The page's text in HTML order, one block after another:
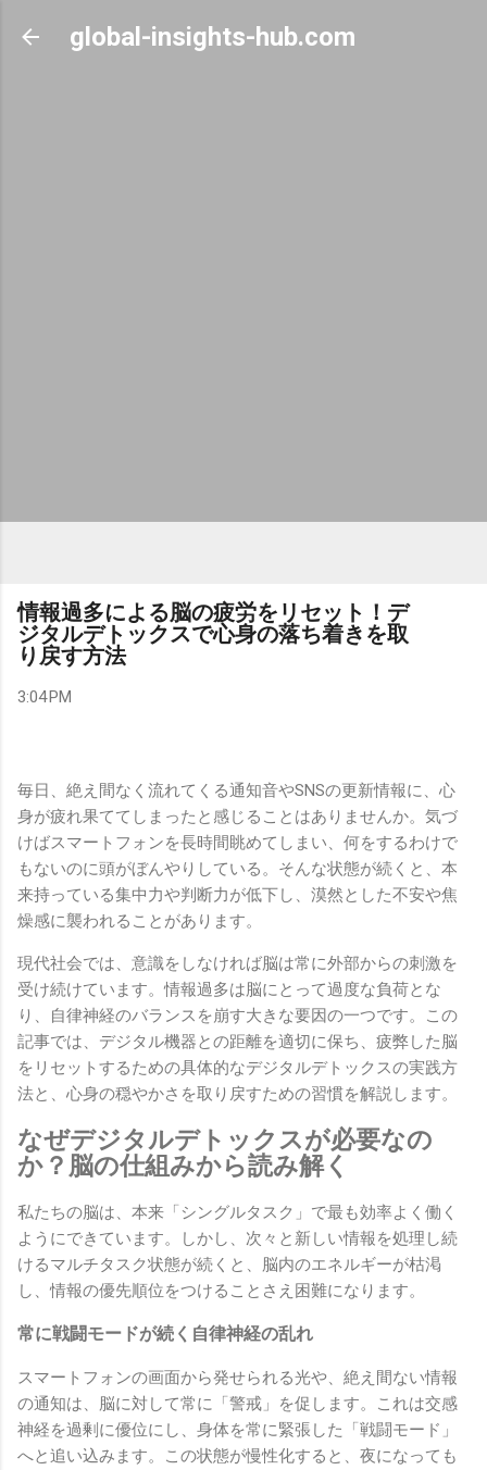
Skip to main content
global-insights-hub.com
情報過多による脳の疲労をリセット！デ
ジタルデトックスで心身の落ち着きを取
り戻す方法
3:04 PM
毎日、絶え間なく流れてくる通知音やSNSの更新情報に、心
身が疲れ果ててしまったと感じることはありませんか。気づ
けばスマートフォンを長時間眺めてしまい、何をするわけで
もないのに頭がぼんやりしている。そんな状態が続くと、本
来持っている集中力や判断力が低下し、漠然とした不安や焦
燥感に襲われることがあります。
現代社会では、意識をしなければ脳は常に外部からの刺激を
受け続けています。情報過多は脳にとって過度な負荷とな
り、自律神経のバランスを崩す大きな要因の一つです。この
記事では、デジタル機器との距離を適切に保ち、疲弊した脳
をリセットするための具体的なデジタルデトックスの実践方
法と、心身の穏やかさを取り戻すための習慣を解説します。
なぜデジタルデトックスが必要なの
か？脳の仕組みから読み解く
私たちの脳は、本来「シングルタスク」で最も効率よく働く
ようにできています。しかし、次々と新しい情報を処理し続
けるマルチタスク状態が続くと、脳内のエネルギーが枯渇
し、情報の優先順位をつけることさえ困難になります。
常に戦闘モードが続く自律神経の乱れ
スマートフォンの画面から発せられる光や、絶え間ない情報
の通知は、脳に対して常に「警戒」を促します。これは交感
神経を過剰に優位にし、身体を常に緊張した「戦闘モード」
へと追い込みます。この状態が慢性化すると、夜になっても